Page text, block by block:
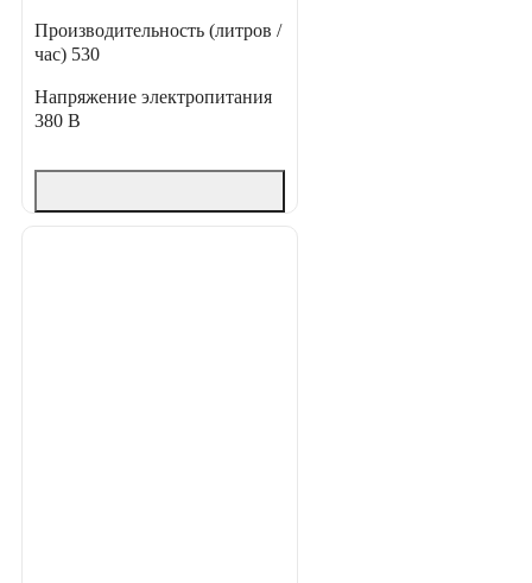
Производительность (литров /
час) 530
Напряжение электропитания
380 В